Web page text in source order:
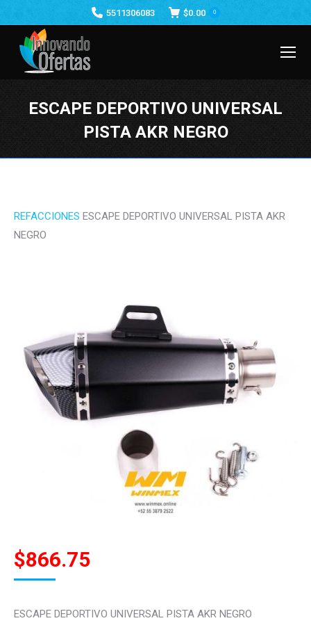
5511306083 $0.00 0
ESCAPE DEPORTIVO UNIVERSAL
PISTA AKR NEGRO
REFACCIONES ESCAPE DEPORTIVO UNIVERSAL PISTA AKR
NEGRO
$866.75
ESCAPE DEPORTIVO UNIVERSAL PISTA AKR NEGRO